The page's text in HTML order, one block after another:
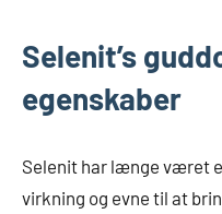
Selenit’s
egenskaber
Selenit har længe været
virkning og evne til at